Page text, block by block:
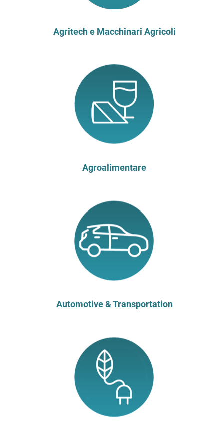
Agritech e Macchinari Agricoli
Agroalimentare
Automotive & Transportation